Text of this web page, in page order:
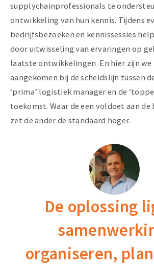
supplychainprofessionals te
ontwikkeling van hun kennis. Tijdens
bedrijfsbezoeken en kennissessies
door uitwisseling van ervaringen op
laatste ontwikkelingen. En hier zijn we
aangekomen bij de scheidslijn tussen
‘prima’ logistiek manager en de
toekomst. Waar de een voldoet aan de
zet de ander de standaard hoger.
De oplossing
organiseren,